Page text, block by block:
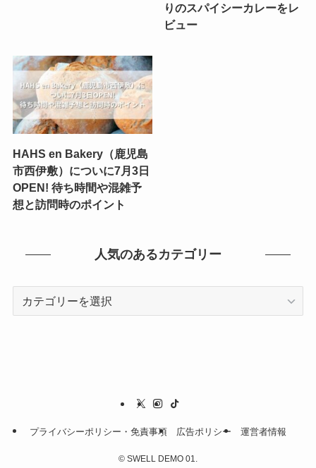
りのスパイシーカレーをレ
ビュー
HAHS en Bakery（鹿児島
市西伊敷）についに7月3日
OPEN! 待ち時間や混雑予
想と訪問時のポイント
人気のあるカテゴリー
リ
プライバシーポリシー・免責事項 広告ポリシー 運営者情報
© SWELL DEMO 01.